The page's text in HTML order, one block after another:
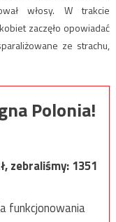
włosy. W trakcie
zaczęło opowiadać
ze strachu,
Polonia!
zebraliśmy:1351
funkcjonowania